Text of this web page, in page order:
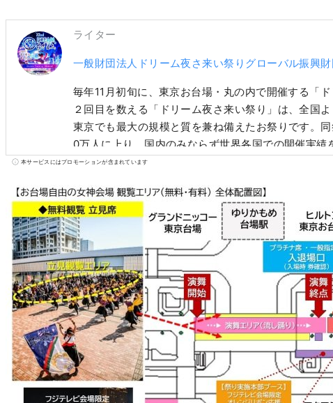
ライター
一般財団法人ドリーム夜さ来い祭りグローバル振興財
毎年11月初旬に、東京お台場・丸の内で開催する「
２回目を数える「ドリーム夜さ来い祭り」は、全国
東京でも最大の規模と質を兼ね備えたお祭りです。
0万人に上り、国内のみならず世界各国での開催実
される「ジャパンモビリティショー2023」（主催：
無料観覧・東京都内初のインバウンド向けを中心と
席」の新たに設けます。また世界中からの遠隔観覧
ＶＲの最新技術を活用したリモート観覧・体験「メ
します。リアル・仮想空間での多様な観覧のニーズ
の方々に不要な混雑を避けた、安全安心の観覧形態
０歩先を行く東京の祭りへ」をコンセプトに、子ど
ーンなどの「SDGs」の普及啓発にも取り組みます
緊の社会課題にチャレンジし、持続可能な社会に貢
指していきます。
本サービスにはプロモーションが含まれています